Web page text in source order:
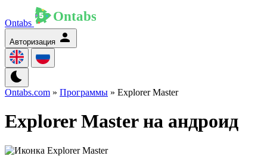
Ontabs
Авторизация
Ontabs.com » Программы » Explorer Master
Explorer Master на андроид